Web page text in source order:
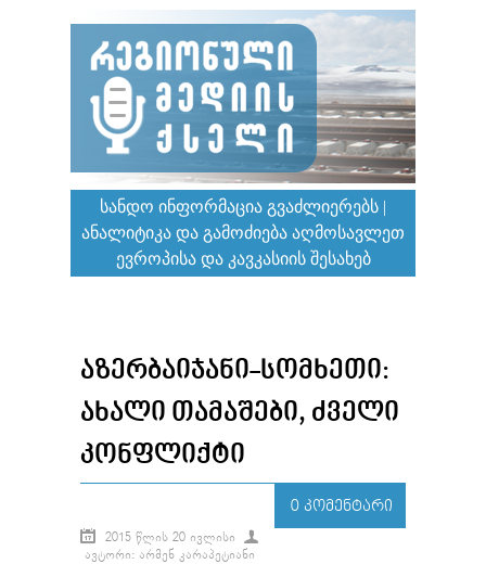
ᲡᲐᲜᲓᲝ ᲘᲜᲤᲝᲠᲛᲐᲪᲘᲐ ᲒᲕᲐᲫᲚᲘᲔᲠᲔᲑᲡ |
ᲐᲜᲐᲚᲘᲢᲘᲙᲐ ᲓᲐ ᲒᲐᲛᲝᲫᲘᲔᲑᲐ ᲐᲦᲛᲝᲡᲐᲕᲚᲔᲗ
ᲔᲕᲠᲝᲞᲘᲡᲐ ᲓᲐ ᲙᲐᲕᲙᲐᲡᲘᲘᲡ ᲨᲔᲡᲐᲮᲔᲑ
ᲐᲖᲔᲠᲑᲐᲘᲯᲐᲜᲘ-ᲡᲝᲛᲮᲔᲗᲘ:
ᲐᲮᲐᲚᲘ ᲗᲐᲛᲐᲨᲔᲑᲘ, ᲫᲕᲔᲚᲘ
ᲙᲝᲜᲤᲚᲘᲥᲢᲘ
0 ᲙᲝᲛᲔᲜᲢᲐᲠᲘ
2015 ᲬᲚᲘᲡ 20 ᲘᲕᲚᲘᲡᲘ
ᲐᲕᲢᲝᲠᲘ: ᲐᲠᲛᲔᲜ ᲙᲐᲠᲐᲞᲔᲢᲘᲐᲜᲘ